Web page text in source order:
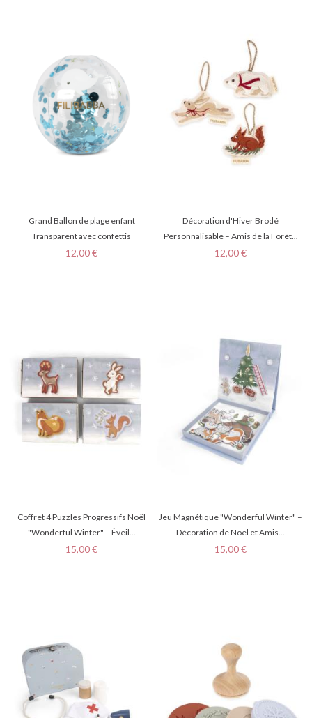
Grand Ballon de plage enfant
Transparent avec confettis
Prix
12,00 €
Décoration d'Hiver Brodé
Personnalisable – Amis de la Forêt...
Prix
12,00 €
Coffret 4 Puzzles Progressifs Noël
"Wonderful Winter" – Éveil...
Prix
15,00 €
Jeu Magnétique "Wonderful Winter" –
Décoration de Noël et Amis...
Prix
15,00 €